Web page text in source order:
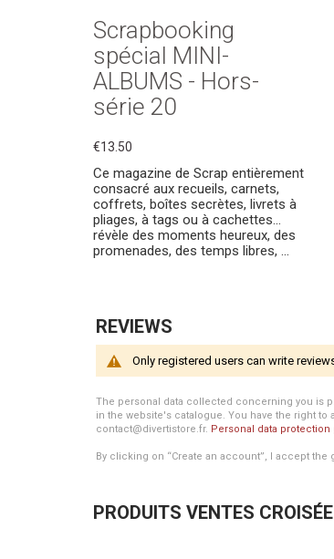
Scrapbooking
spécial MINI-
ALBUMS - Hors-
série 20
€13.50
Ce magazine de Scrap entièrement
consacré aux recueils, carnets,
coffrets, boîtes secrètes, livrets à
pliages, à tags ou à cachettes...
révèle des moments heureux, des
promenades, des temps libres, ...
REVIEWS
Only registered users can write
The personal data collected concerning you is
in the website's catalogue. You have the right to
contact@divertistore.fr. Personal data protection
By clicking on “Create an account”, I accept
PRODUITS VENTES